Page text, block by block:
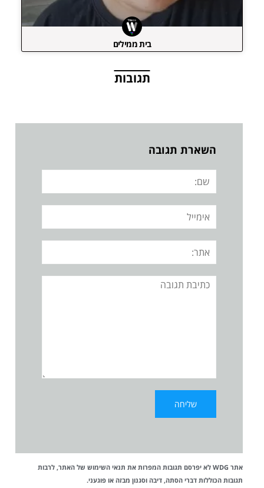
בית ממילים
תגובות
השארת תגובה
שם:
אימייל
אתר:
תגובה
אתר WDG לא יפרסם תגובות המפרות את תנאי השימוש של האתר, לרבות
תגובות הכוללות דברי הסתה, דיבה וסגנון מבזה או פוגעני.